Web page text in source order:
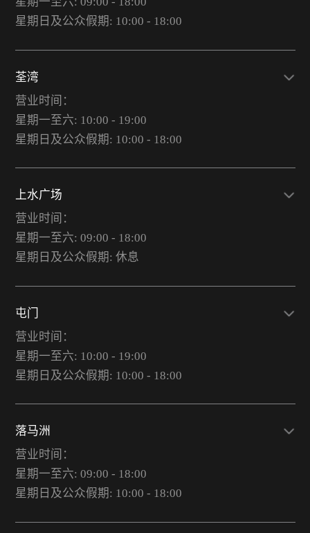
星期日及公众假期: 10:00 - 18:00
荃湾
营业时间：
星期一至六: 10:00 - 19:00
星期日及公众假期: 10:00 - 18:00
上水广场
营业时间：
星期一至六: 09:00 - 18:00
星期日及公众假期: 休息
屯门
营业时间：
星期一至六: 10:00 - 19:00
星期日及公众假期: 10:00 - 18:00
落马洲
营业时间：
星期一至六: 09:00 - 18:00
星期日及公众假期: 10:00 - 18:00